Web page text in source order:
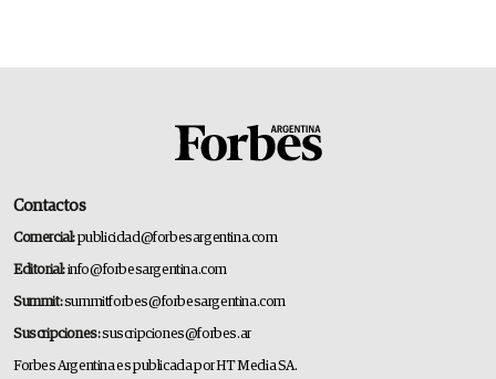
Contactos
Comercial:publicidad@forbesargentina.com
Editorial:info@forbesargentina.com
Summit:summitforbes@forbesargentina.com
Suscripciones:suscripciones@forbes.ar
Forbes Argentina es publicada por HT Media SA.